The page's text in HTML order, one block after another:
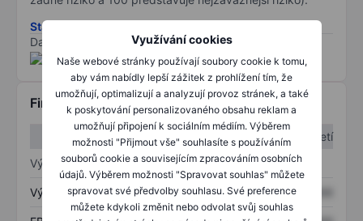
Využívání cookies
Naše webové stránky používají soubory cookie k tomu,
aby vám nabídly lepší zážitek z prohlížení tím, že
umožňují, optimalizují a analyzují provoz stránek, a také
k poskytování personalizovaného obsahu reklam a
umožňují připojení k sociálním médiím. Výběrem
možnosti "Přijmout vše" souhlasíte s používáním
souborů cookie a souvisejícím zpracováním osobních
údajů. Výběrem možnosti "Spravovat souhlas" můžete
spravovat své předvolby souhlasu. Své preference
můžete kdykoli změnit nebo odvolat svůj souhlas
Stáhněte si metodiku rizik ESG
Data poskytnuta od
/
Finanční informace
1. čtvrtletí
2. čtvrtletí
Výkaz zisku a ztráty
Výnos XXXXXXX XXXXXXX